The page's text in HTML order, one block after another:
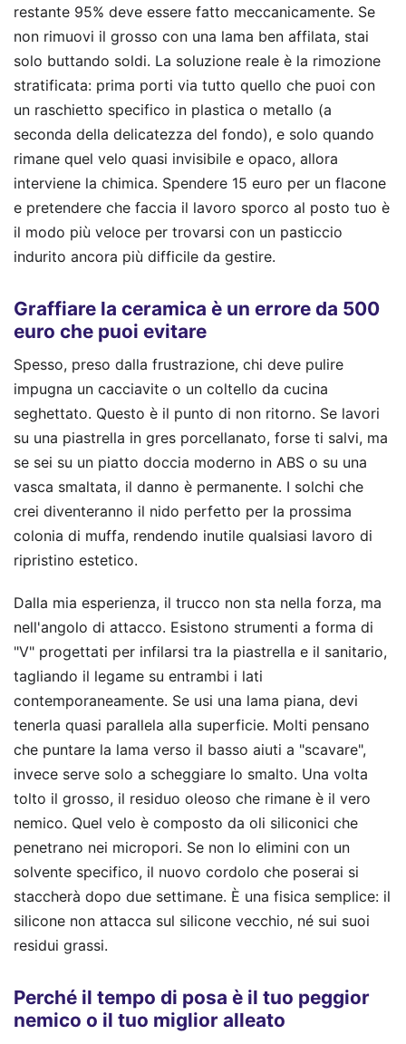
restante 95% deve essere fatto meccanicamente. Se
non rimuovi il grosso con una lama ben affilata, stai
solo buttando soldi. La soluzione reale è la rimozione
stratificata: prima porti via tutto quello che puoi con
un raschietto specifico in plastica o metallo (a
seconda della delicatezza del fondo), e solo quando
rimane quel velo quasi invisibile e opaco, allora
interviene la chimica. Spendere 15 euro per un flacone
e pretendere che faccia il lavoro sporco al posto tuo è
il modo più veloce per trovarsi con un pasticcio
indurito ancora più difficile da gestire.
Graffiare la ceramica è un errore da 500
euro che puoi evitare
Spesso, preso dalla frustrazione, chi deve pulire
impugna un cacciavite o un coltello da cucina
seghettato. Questo è il punto di non ritorno. Se lavori
su una piastrella in gres porcellanato, forse ti salvi, ma
se sei su un piatto doccia moderno in ABS o su una
vasca smaltata, il danno è permanente. I solchi che
crei diventeranno il nido perfetto per la prossima
colonia di muffa, rendendo inutile qualsiasi lavoro di
ripristino estetico.
Dalla mia esperienza, il trucco non sta nella forza, ma
nell'angolo di attacco. Esistono strumenti a forma di
"V" progettati per infilarsi tra la piastrella e il sanitario,
tagliando il legame su entrambi i lati
contemporaneamente. Se usi una lama piana, devi
tenerla quasi parallela alla superficie. Molti pensano
che puntare la lama verso il basso aiuti a "scavare",
invece serve solo a scheggiare lo smalto. Una volta
tolto il grosso, il residuo oleoso che rimane è il vero
nemico. Quel velo è composto da oli siliconici che
penetrano nei micropori. Se non lo elimini con un
solvente specifico, il nuovo cordolo che poserai si
staccherà dopo due settimane. È una fisica semplice: il
silicone non attacca sul silicone vecchio, né sui suoi
residui grassi.
Perché il tempo di posa è il tuo peggior
nemico o il tuo miglior alleato